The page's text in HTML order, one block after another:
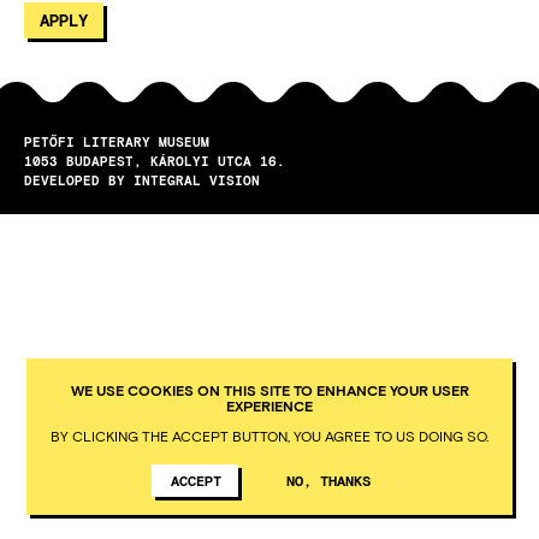
PETŐFI LITERARY MUSEUM
1053
BUDAPEST
KÁROLYI UTCA 16.
DEVELOPED BY INTEGRAL VISION
WE USE COOKIES ON THIS SITE TO ENHANCE YOUR USER
EXPERIENCE
BY CLICKING THE ACCEPT BUTTON, YOU AGREE TO US DOING SO.
ACCEPT NO, THANKS